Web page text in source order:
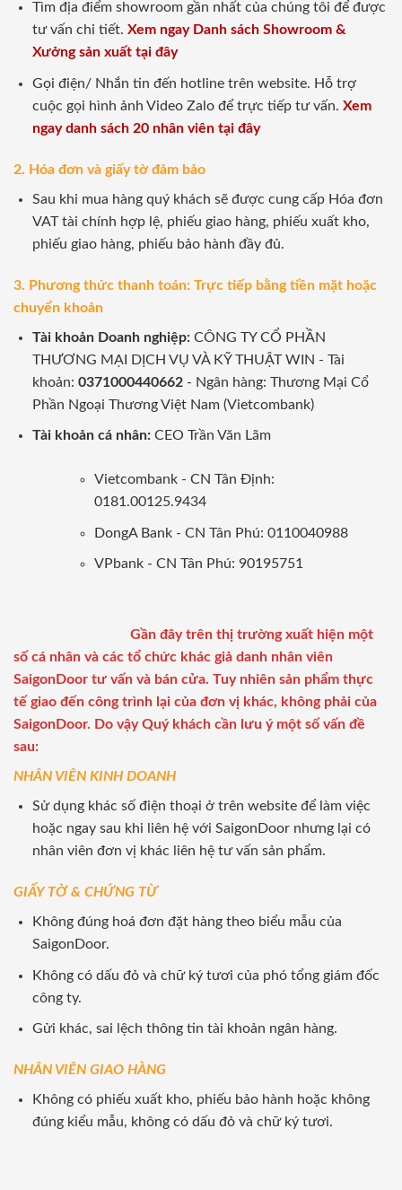
Tìm địa điểm showroom gần nhất của chúng tôi để được
tư vấn chi tiết. Xem ngay Danh sách Showroom &
Xưởng sản xuất tại đây
Gọi điện/ Nhắn tin đến hotline trên website. Hỗ trợ
cuộc gọi hình ảnh Video Zalo để trực tiếp tư vấn. Xem
ngay danh sách 20 nhân viên tại đây
2. Hóa đơn và giấy tờ đảm bảo
Sau khi mua hàng quý khách sẽ được cung cấp Hóa đơn
VAT tài chính hợp lệ, phiếu giao hàng, phiếu xuất kho,
phiếu giao hàng, phiếu bảo hành đầy đủ.
3. Phương thức thanh toán: Trực tiếp bằng tiền mặt hoặc
chuyển khoản
Tài khoản Doanh nghiệp:CÔNG TY CỔ PHẦN
THƯƠNG MẠI DỊCH VỤ VÀ KỸ THUẬT WIN - Tài
khoản: 0371000440662- Ngân hàng: Thương Mại Cổ
Phần Ngoại Thương Việt Nam (Vietcombank)
Tài khoản cá nhân: CEO Trần Văn Lãm
Vietcombank - CN Tân Định:
0181.00125.9434
DongA Bank - CN Tân Phú: 0110040988
VPbank - CN Tân Phú: 90195751
Gần đây trên thị trường xuất hiện một
số cá nhân và các tổ chức khác giả danh nhân viên
SaigonDoor tư vấn và bán cửa. Tuy nhiên sản phẩm thực
tế giao đến công trình lại của đơn vị khác, không phải của
SaigonDoor. Do vậy Quý khách cần lưu ý một số vấn đề
sau:
NHÂN VIÊN KINH DOANH
Sử dụng khác số điện thoại ở trên website để làm việc
hoặc ngay sau khi liên hệ với SaigonDoor nhưng lại có
nhân viên đơn vị khác liên hệ tư vấn sản phẩm.
GIẤY TỜ & CHỨNG TỪ
Không đúng hoá đơn đặt hàng theo biểu mẫu của
SaigonDoor.
Không có dấu đỏ và chữ ký tươi của phó tổng giám đốc
công ty.
Gửi khác, sai lệch thông tin tài khoản ngân hàng.
NHÂN VIÊN GIAO HÀNG
Không có phiếu xuất kho, phiếu bảo hành hoặc không
đúng kiểu mẫu, không có dấu đỏ và chữ ký tươi.